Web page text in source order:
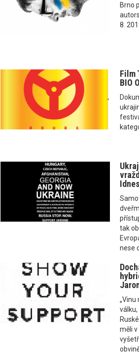
Brno
8.
Film
BIO
tak
nese
„Vinu
válku,
měli